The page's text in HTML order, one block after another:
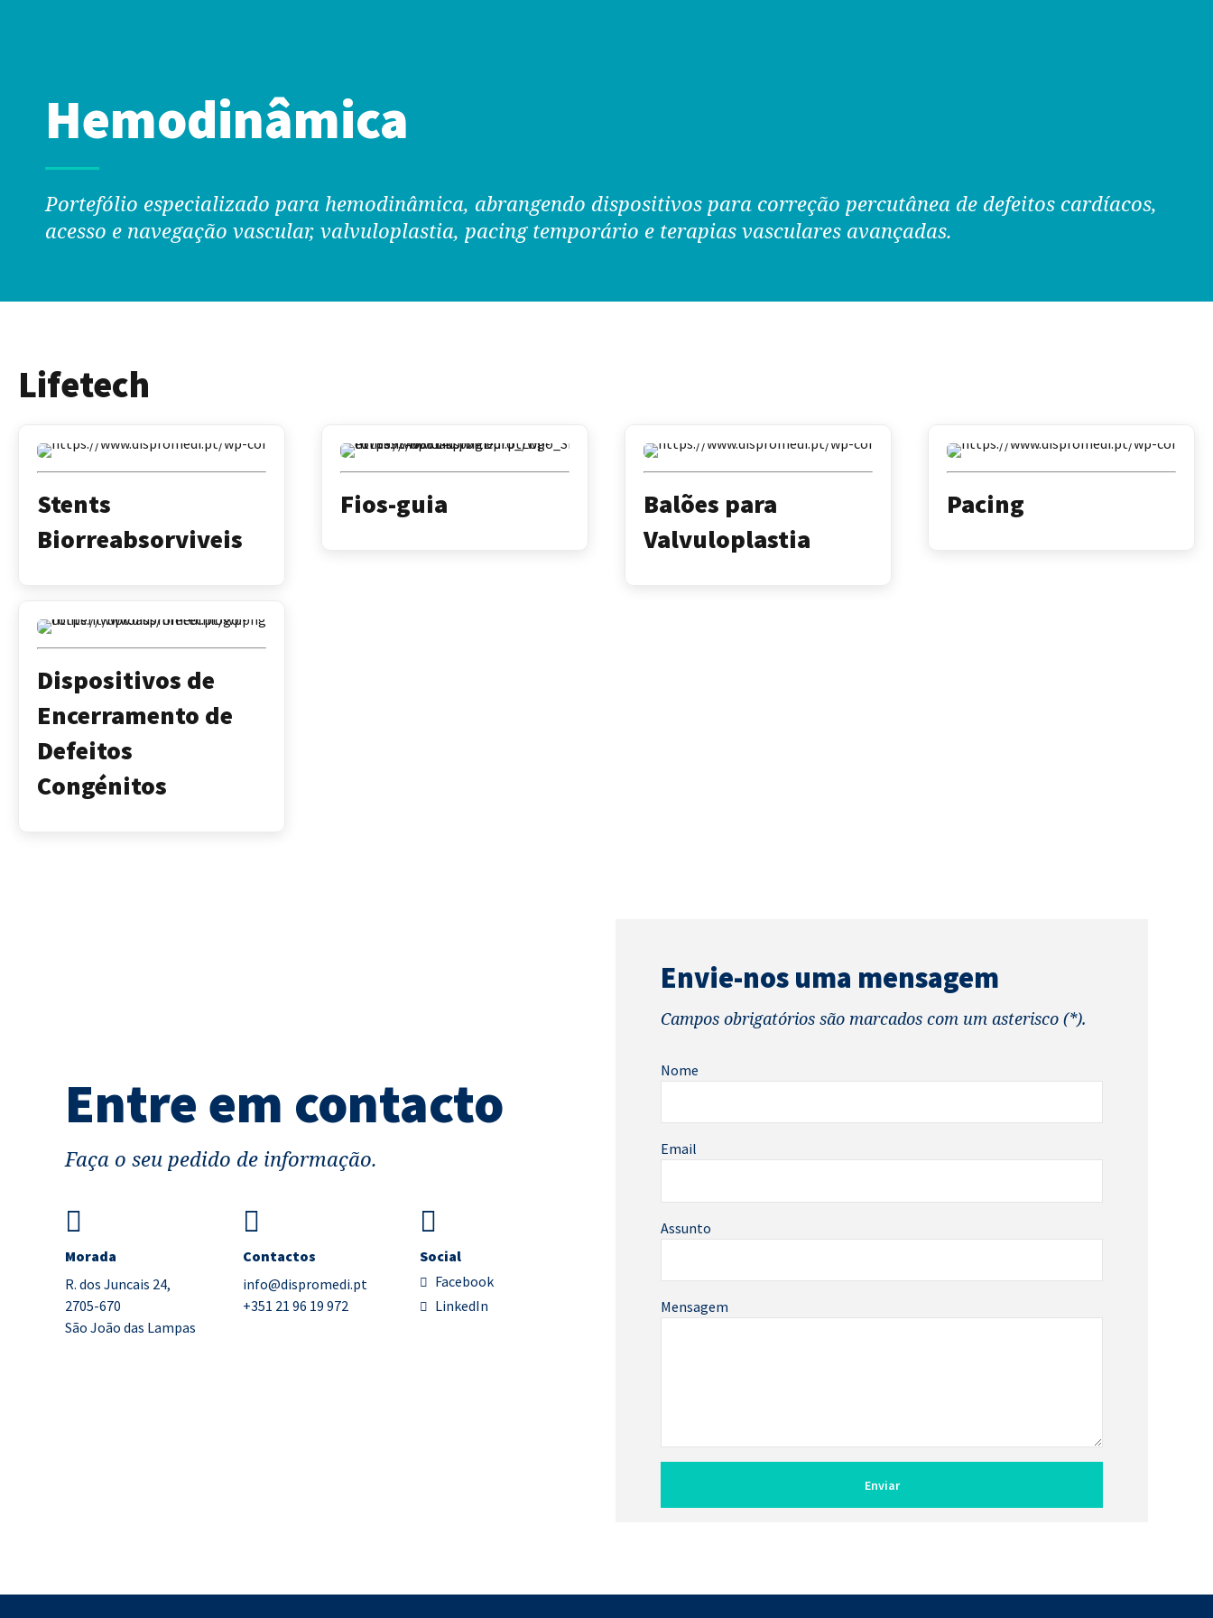
Hemodinâmica
Portefólio especializado para hemodinâmica, abrangendo dispositivos para correção percutânea de defeitos cardíacos,
acesso e navegação vascular, valvuloplastia, pacing temporário e terapias vasculares avançadas.
Lifetech
Stents
Biorreabsorviveis
Fios-guia
Balões para
Valvuloplastia
Pacing
Dispositivos de
Encerramento de
Defeitos
Congénitos
Entre em contacto
Faça o seu pedido de informação.
Morada
R. dos Juncais 24,
2705-670
São João das Lampas
Contactos
info@dispromedi.pt
+351 21 96 19 972
Social
Facebook
LinkedIn
Envie-nos uma mensagem
Campos obrigatórios são marcados com um asterisco (*).
Nome
Email
Assunto
Mensagem